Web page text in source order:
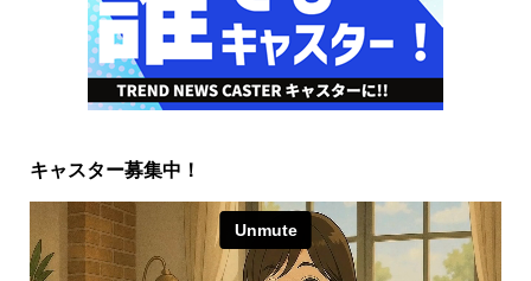
キャスター募集中！